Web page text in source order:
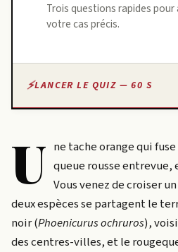
Trois questions rapides pour
votre cas précis.
LANCER LE QUIZ — 60 S
U ne tache orange qui
queue rousse entrevue,
Vous venez de croiser
deux espèces se partagent le
noir (Phoenicurus ochruros),
des centres-villes, et le